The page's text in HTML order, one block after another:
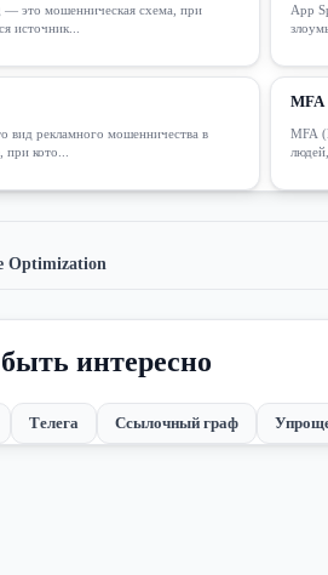
это мошенническая схема, при
источник...
App
вид рекламного мошенничества в
кото...
MFA
MFA
Optimization
интересно
Телега Ссылочный граф